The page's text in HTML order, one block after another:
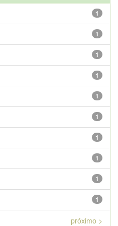
1
1
1
1
1
1
1
1
1
1
próximo >